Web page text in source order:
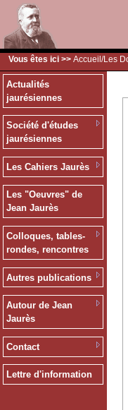
Vous êtes ici >> Accueil /Les
Actualités
jaurésiennes
Société d'études
jaurésiennes
Les Cahiers Jaurès
Les "Oeuvres" de
Jean Jaurès
Colloques, tables-
rondes, rencontres
Autres publications
Autour de Jean
Jaurès
Contact
Lettre d'information